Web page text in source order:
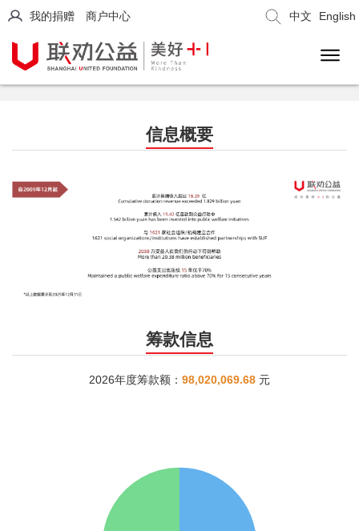
我的捐赠 商户中心 中文 English
信息概要
筹款信息
2026年度筹款额： 98,020,069.68 元